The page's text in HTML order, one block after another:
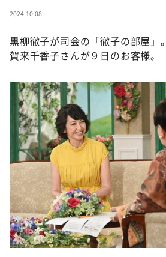
これ余談なんですけど・・・
て真剣です
探偵！ナイトスクープ
news おかえり
河合＆A.B.C-Z塚田×福井アナ「
（news おかえり）
DAIGOも台所 ～きょうの献立 何
本日はダイアンなり！シーズン２
朝だ！生です旅サラダ
教えて！ニュースライブ 正義の
ＬＩＦＥ～夢のカタチ～
新婚さんいらっしゃい！
ポツンと一軒家
2024.10.08
黒柳徹子が司会の「徹子の部屋」。
賀来千香子さんが９日のお客様。